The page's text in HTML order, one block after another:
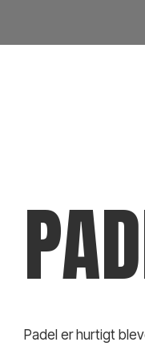
Padel er hurtigt